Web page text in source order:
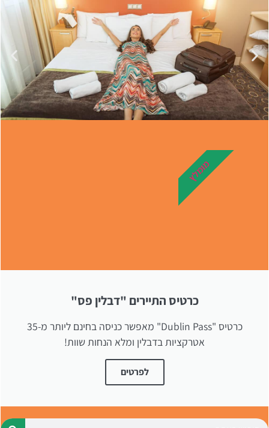
מציאת מלון
מומלץ?
כרטיס התיירים "דבלין פס"
כרטיס "Dublin Pass" מאפשר כניסה בחינם ליותר מ-35
אטרקציות בדבלין ומלא הנחות שוות!
לפרטים
מומלץ